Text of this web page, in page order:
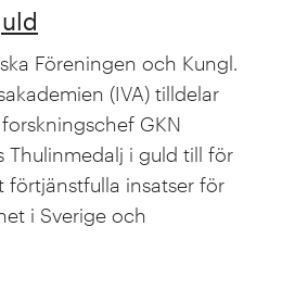
Föreningen och Kungl.
(IVA) tilldelar
GKN
Thulinmedalj i guld till för
insatser för
i Sverige och